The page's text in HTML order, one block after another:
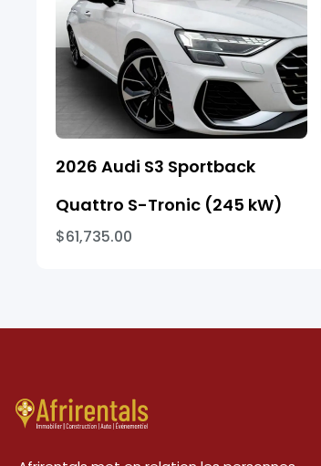
2026 Audi S3 Sportback
Quattro S-Tronic (245 kW)
$61,735.00